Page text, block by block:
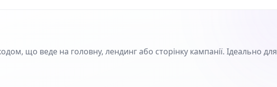
що веде на головну, лендинг або сторінку кампанії. Ідеально для